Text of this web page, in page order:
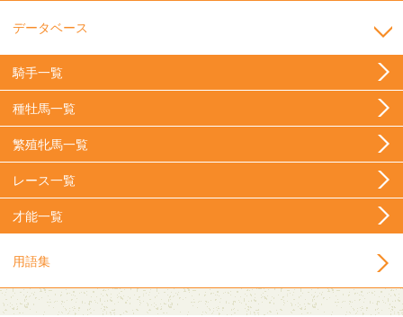
データベース
騎手一覧
種牡馬一覧
繁殖牝馬一覧
レース一覧
才能一覧
用語集